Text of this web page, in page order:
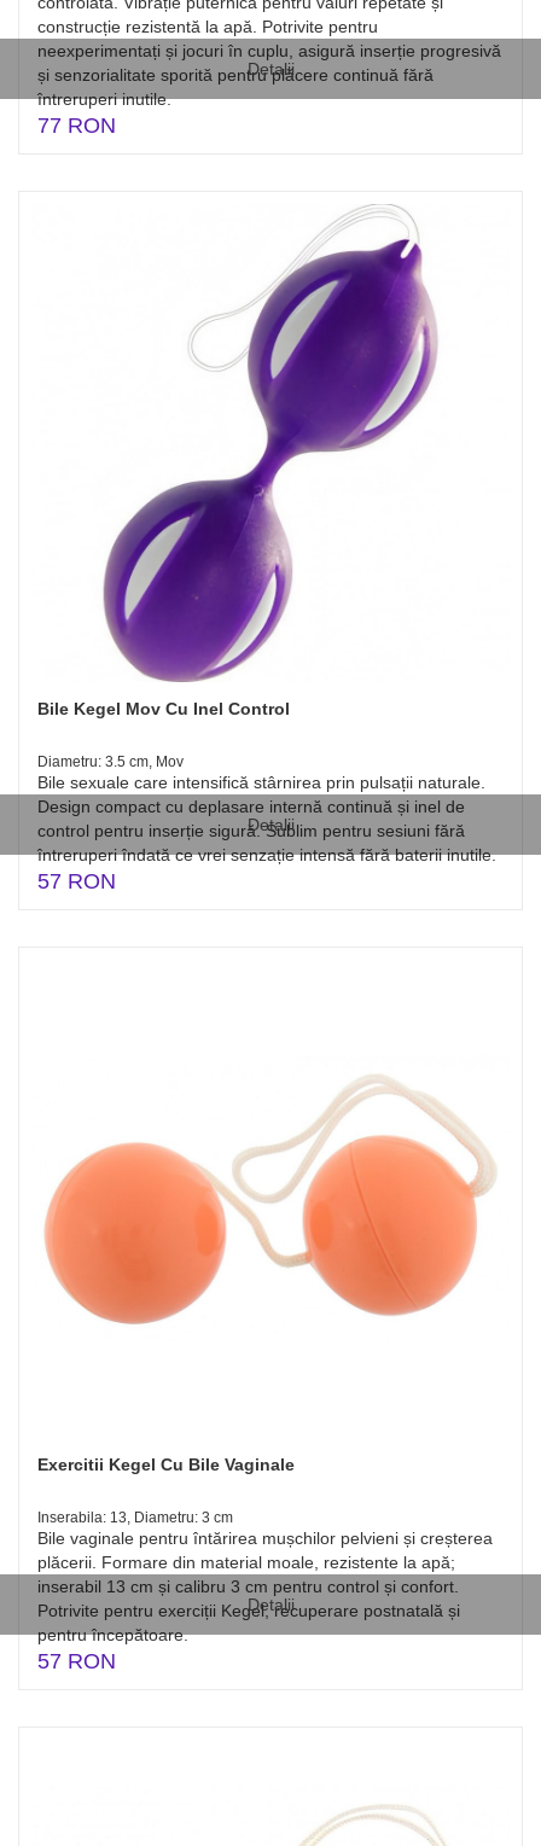
Detalii
construcție rezistentă la apă. Potrivite pentru
neexperimentați și jocuri în cuplu, asigură inserție progresivă
și senzorialitate sporită pentru plăcere continuă fără
întreruperi inutile.
77 RON
Detalii
Bile Kegel Mov Cu Inel Control
Diametru: 3.5 cm, Mov
Bile sexuale care intensifică stârnirea prin pulsații naturale.
Design compact cu deplasare internă continuă și inel de
control pentru inserție sigură. Sublim pentru sesiuni fără
întreruperi îndată ce vrei senzație intensă fără baterii inutile.
57 RON
Detalii
Exercitii Kegel Cu Bile Vaginale
Inserabila: 13, Diametru: 3 cm
Bile vaginale pentru întărirea mușchilor pelvieni și creșterea
plăcerii. Formare din material moale, rezistente la apă;
inserabil 13 cm și calibru 3 cm pentru control și confort.
Potrivite pentru exerciții Kegel, recuperare postnatală și
pentru începătoare.
57 RON